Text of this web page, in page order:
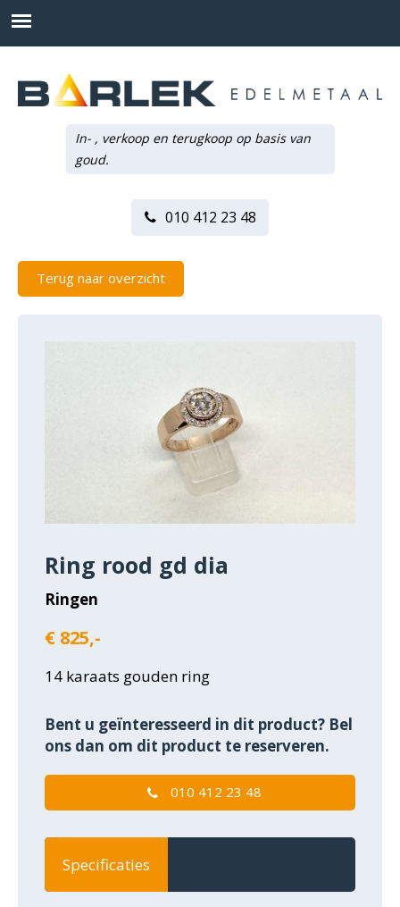
In- , verkoop en terugkoop op basis van
goud.
010 412 23 48
Terug naar overzicht
Ring rood gd dia
Ringen
€ 825,-
14 karaats gouden ring
Bent u geïnteresseerd in dit product? Bel
ons dan om dit product te reserveren.
010 412 23 48
Specificaties